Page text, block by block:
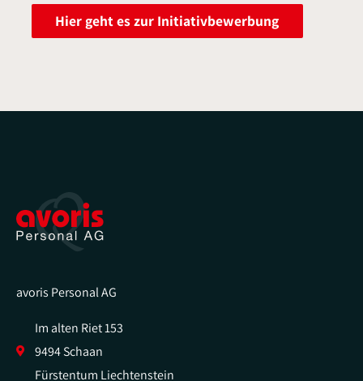
Hier geht es zur Initiativbewerbung
avoris Personal AG
Im alten Riet 153
9494 Schaan
Fürstentum Liechtenstein